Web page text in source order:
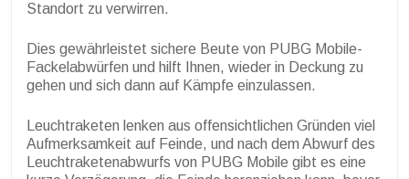
Standort zu verwirren.
Dies gewährleistet sichere Beute von PUBG Mobile-
Fackelabwürfen und hilft Ihnen, wieder in Deckung zu
gehen und sich dann auf Kämpfe einzulassen.
Leuchtraketen lenken aus offensichtlichen Gründen viel
Aufmerksamkeit auf Feinde, und nach dem Abwurf des
Leuchtraketenabwurfs von PUBG Mobile gibt es eine